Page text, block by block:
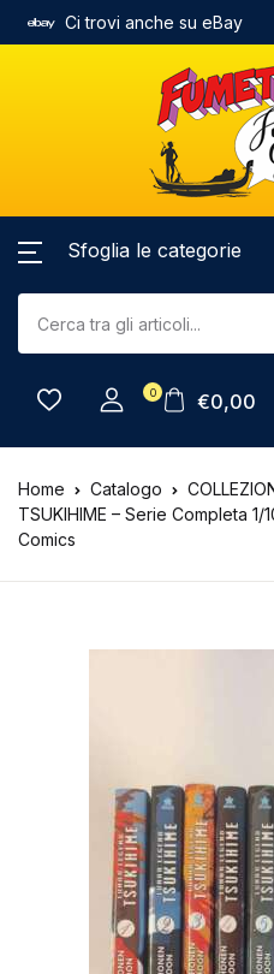
Ci trovi anche su eBay
Sfoglia le categorie
0 €0,00
Home Catalogo
TSUKIHIME – Serie Completa 1/
Comics